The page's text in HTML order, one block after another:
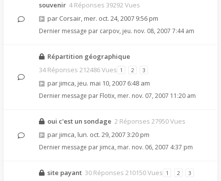
souvenir 4 Réponses 39292 Vues
par Corsair, mer. oct. 24, 2007 9:56 pm
Dernier message par carpov, jeu. nov. 08, 2007 7:44 am
Répartition géographique
34 Réponses 212486 Vues 1 2 3
par jimca, jeu. mai 10, 2007 6:48 am
Dernier message par Flotix, mer. nov. 07, 2007 11:20 am
oui c'est un sondage 2 Réponses 27950 Vues
par jimca, lun. oct. 29, 2007 3:20 pm
Dernier message par jimca, mar. nov. 06, 2007 4:37 pm
site payant 30 Réponses 210150 Vues 1 2 3